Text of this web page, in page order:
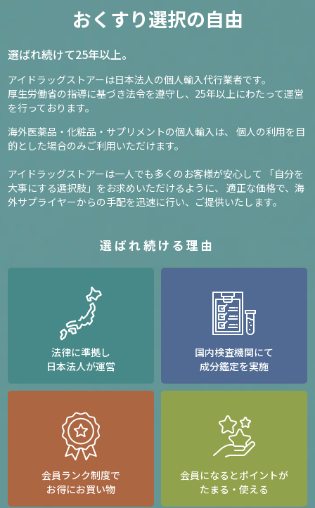
おくすり選択の自由
選ばれ続けて25年以上。
アイドラッグストアーは日本法人の個人輸入代行業者です。
厚生労働省の指導に基づき法令を遵守し、 25年以上にわたって運営
を行っております。
海外医薬品・化粧品・サプリメントの個人輸入は、
個人の利用を目
的とした場合のみご利用いただけます。
アイドラッグストアーは一人でも多くのお客様が安心して
「自分を
大事にする選択肢」をお求めいただけるように、
適正な価格で、海
外サプライヤーからの手配を迅速に行い、ご提供いたします。
選ばれ続ける理由
法律に準拠し
日本法人が運営
国内検査機関にて
成分鑑定を実施
会員ランク制度で
お得にお買い物
会員になるとポイントが
たまる・使える